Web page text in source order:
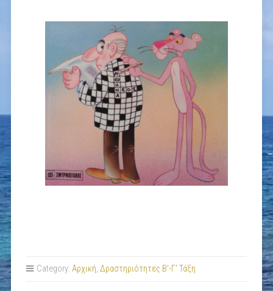
Category: Αρχική, Δραστηριότητες Β'-Γ' Τάξη